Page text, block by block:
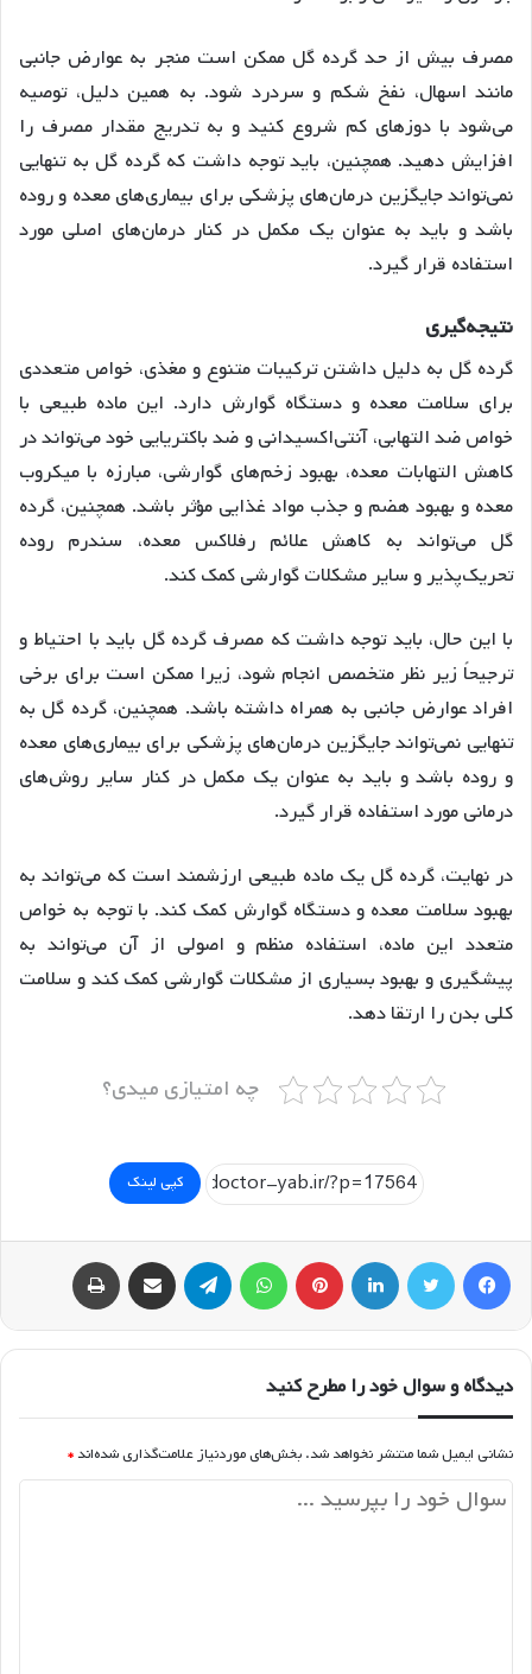
مصرف بیش از حد گرده گل ممکن است منجر به عوارض جانبی
مانند اسهال، نفخ شکم و سردرد شود. به همین دلیل، توصیه
می‌شود با دوزهای کم شروع کنید و به تدریج مقدار مصرف را
افزایش دهید. همچنین، باید توجه داشت که گرده گل به تنهایی
نمی‌تواند جایگزین درمان‌های پزشکی برای بیماری‌های معده و روده
باشد و باید به عنوان یک مکمل در کنار درمان‌های اصلی مورد
استفاده قرار گیرد.
نتیجهگیری
گرده گل به دلیل داشتن ترکیبات متنوع و مغذی، خواص متعددی
برای سلامت معده و دستگاه گوارش دارد. این ماده طبیعی با
خواص ضد التهابی، آنتی‌اکسیدانی و ضد باکتریایی خود می‌تواند در
کاهش التهابات معده، بهبود زخم‌های گوارشی، مبارزه با میکروب
معده و بهبود هضم و جذب مواد غذایی مؤثر باشد. همچنین، گرده
گل می‌تواند به کاهش علائم رفلاکس معده، سندرم روده
تحریک‌پذیر و سایر مشکلات گوارشی کمک کند.
با این حال، باید توجه داشت که مصرف گرده گل باید با احتیاط و
ترجیحاً زیر نظر متخصص انجام شود، زیرا ممکن است برای برخی
افراد عوارض جانبی به همراه داشته باشد. همچنین، گرده گل به
تنهایی نمی‌تواند جایگزین درمان‌های پزشکی برای بیماری‌های معده
و روده باشد و باید به عنوان یک مکمل در کنار سایر روش‌های
درمانی مورد استفاده قرار گیرد.
در نهایت، گرده گل یک ماده طبیعی ارزشمند است که می‌تواند به
بهبود سلامت معده و دستگاه گوارش کمک کند. با توجه به خواص
متعدد این ماده، استفاده منظم و اصولی از آن می‌تواند به
پیشگیری و بهبود بسیاری از مشکلات گوارشی کمک کند و سلامت
کلی بدن را ارتقا دهد.
چه امتیازی میدی؟
کپی لینک
فیسبوک توییتر لینکداین پینتریست تلگرام اشتراک گذاری با ایمیل
دیدگاه و سوال خود را مطرح کنید
نشانی ایمیل شما منتشر نخواهد شد. بخش‌های موردنیاز علامت‌گذاری شده‌اند *